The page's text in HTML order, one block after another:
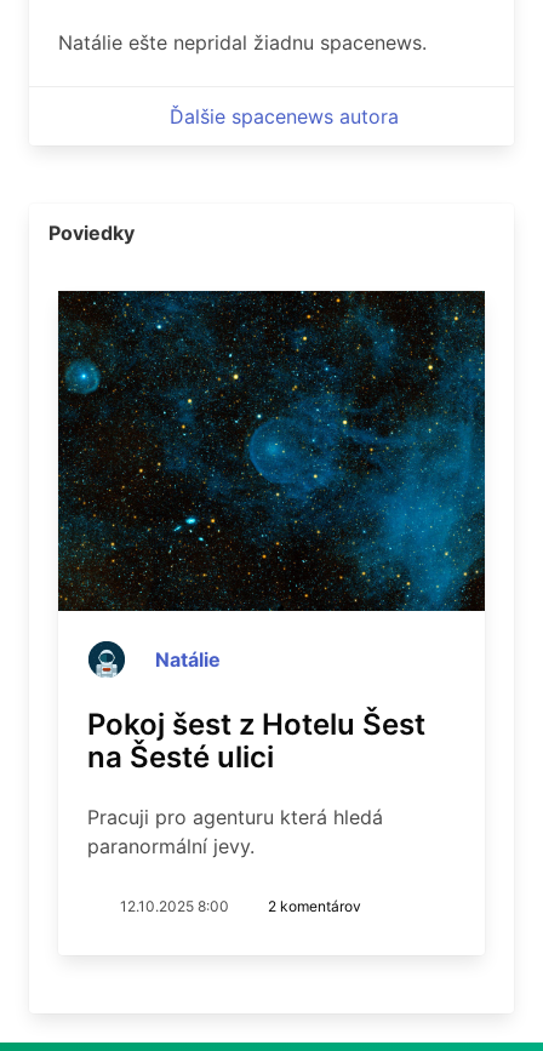
Natálie ešte nepridal žiadnu spacenews.
Ďalšie spacenews autora
Poviedky
Natálie
Pokoj šest z Hotelu Šest
na Šesté ulici
Pracuji pro agenturu která hledá
paranormální jevy.
12.10.2025 8:00 2 komentárov